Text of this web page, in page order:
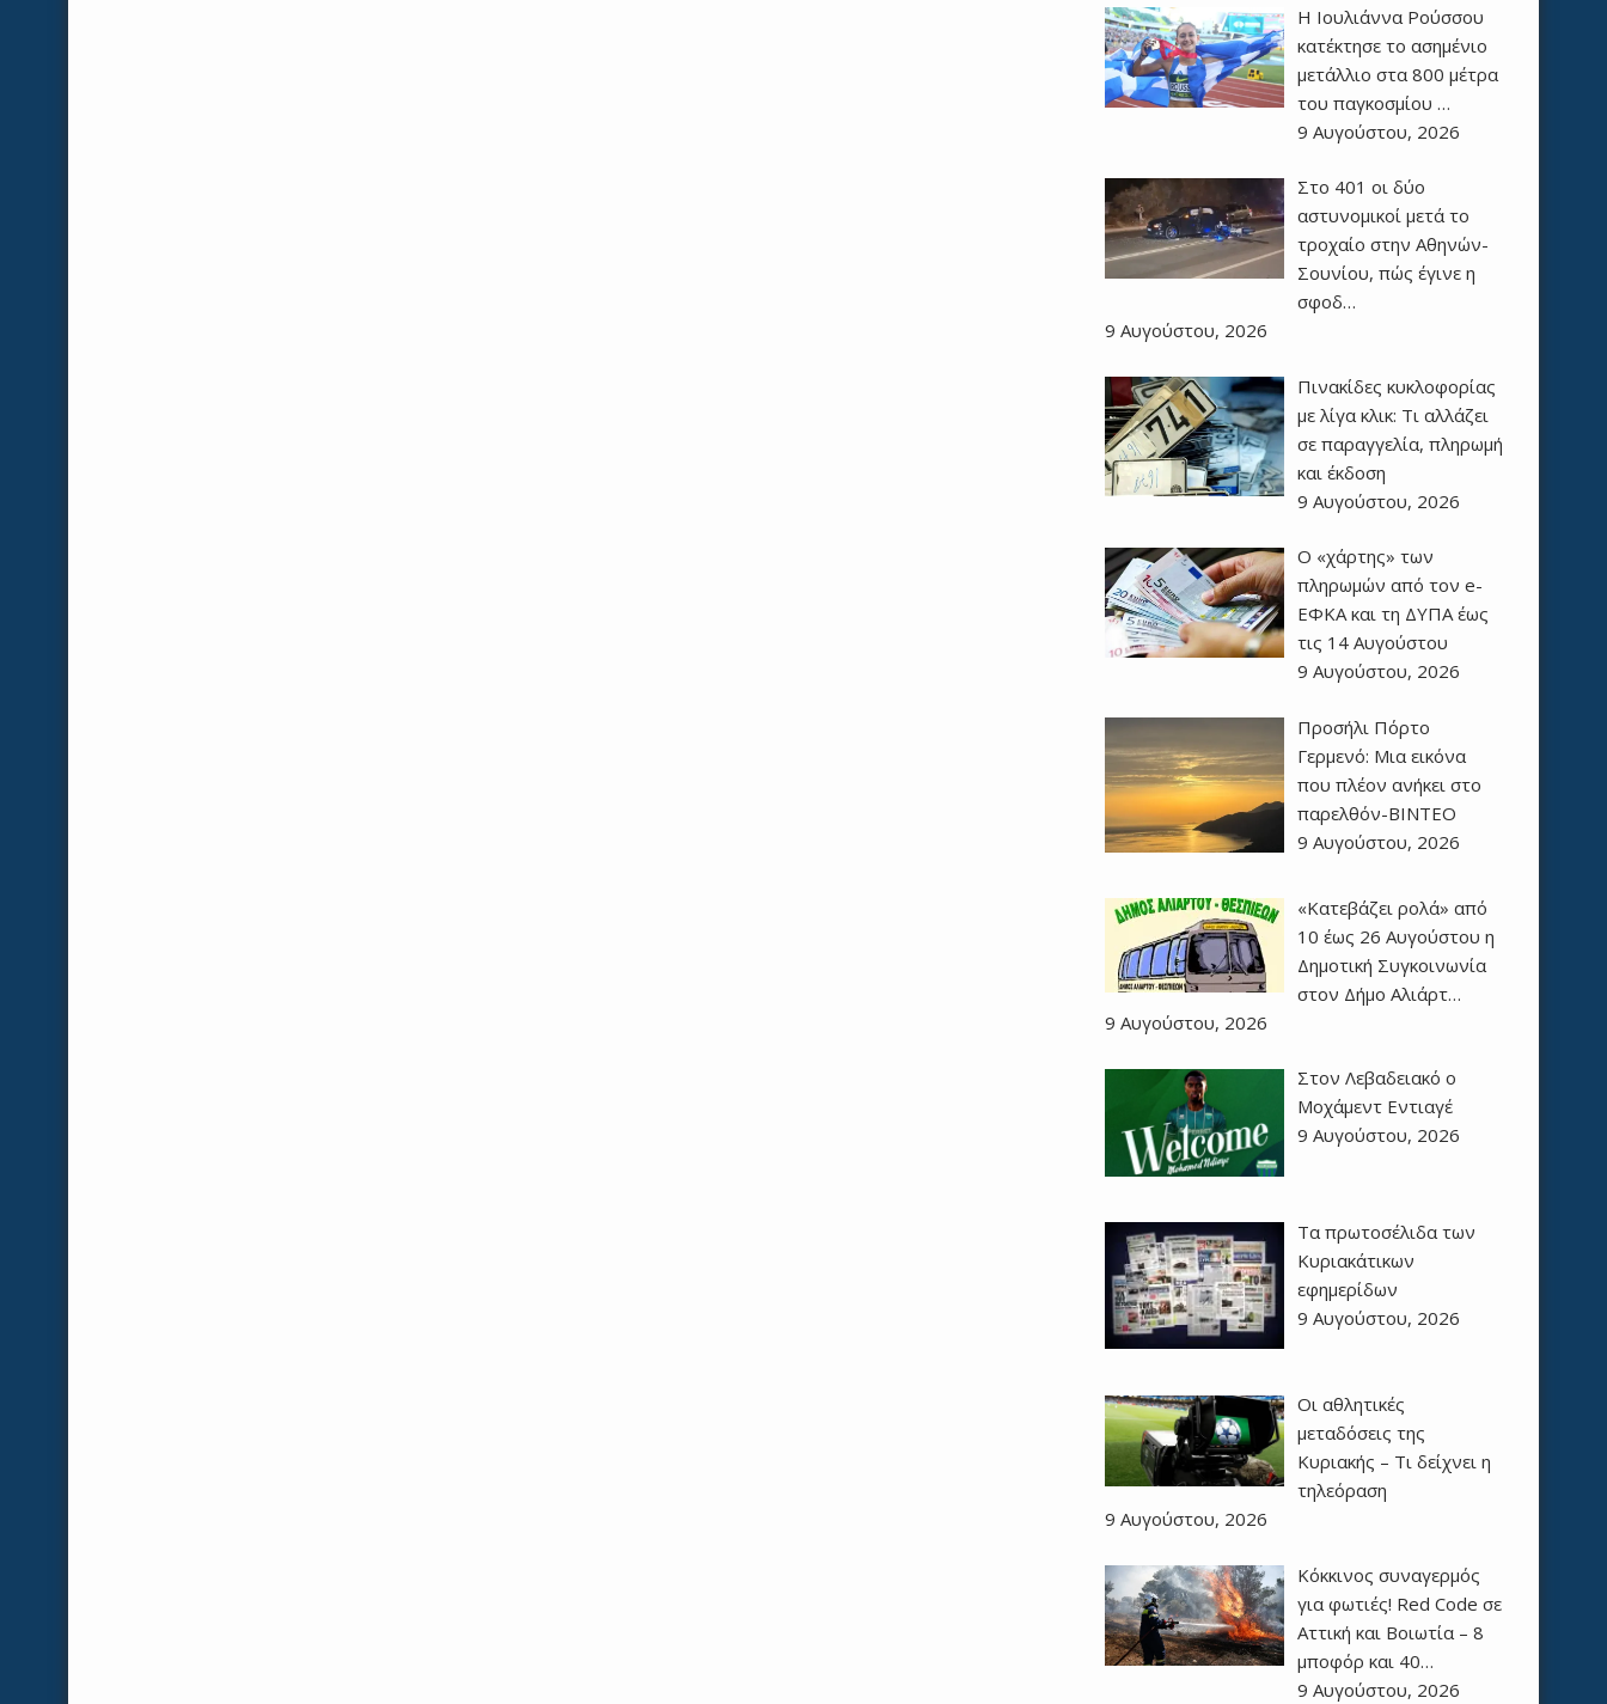
Η Ιουλιάννα Ρούσσου
κατέκτησε το ασημένιο
μετάλλιο στα 800 μέτρα
του παγκοσμίου …
9 Αυγούστου, 2026
Στο 401 οι δύο
αστυνομικοί μετά το
τροχαίο στην Αθηνών-
Σουνίου, πώς έγινε η
σφοδ…
9 Αυγούστου, 2026
Πινακίδες κυκλοφορίας
με λίγα κλικ: Τι αλλάζει
σε παραγγελία, πληρωμή
και έκδοση
9 Αυγούστου, 2026
Ο «χάρτης» των
πληρωμών από τον e-
ΕΦΚΑ και τη ΔΥΠΑ έως
τις 14 Αυγούστου
9 Αυγούστου, 2026
Προσήλι Πόρτο
Γερμενό: Μια εικόνα
που πλέον ανήκει στο
παρελθόν-ΒΙΝΤΕΟ
9 Αυγούστου, 2026
«Κατεβάζει ρολά» από
10 έως 26 Αυγούστου η
Δημοτική Συγκοινωνία
στον Δήμο Αλιάρτ…
9 Αυγούστου, 2026
Στον Λεβαδειακό ο
Μοχάμεντ Εντιαγέ
9 Αυγούστου, 2026
Τα πρωτοσέλιδα των
Kυριακάτικων
εφημερίδων
9 Αυγούστου, 2026
Οι αθλητικές
μεταδόσεις της
Κυριακής – Τι δείχνει η
τηλεόραση
9 Αυγούστου, 2026
Κόκκινος συναγερμός
για φωτιές! Red Code σε
Αττική και Βοιωτία – 8
μποφόρ και 40…
9 Αυγούστου, 2026